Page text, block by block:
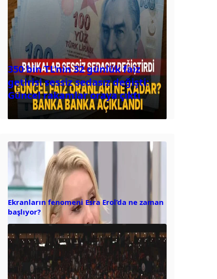
350 bin TL’nin 32 günlük faiz
getirisi sessiz sedasız değişti:
Güncel rakamlar oraya çıktı
Ekranların fenomeni Esra Erol’da ne zaman
başlıyor?